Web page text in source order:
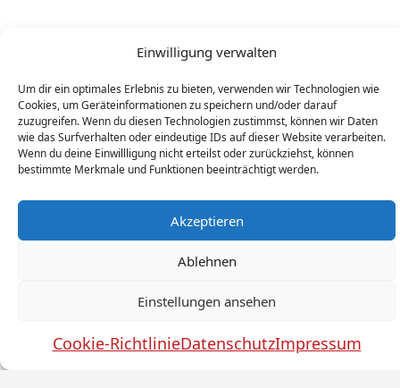
Einwilligung verwalten
Um dir ein optimales Erlebnis zu bieten, verwenden wir Technologien wie
Cookies, um Geräteinformationen zu speichern und/oder darauf
zuzugreifen. Wenn du diesen Technologien zustimmst, können wir Daten
wie das Surfverhalten oder eindeutige IDs auf dieser Website verarbeiten.
Wenn du deine Einwillligung nicht erteilst oder zurückziehst, können
bestimmte Merkmale und Funktionen beeinträchtigt werden.
Akzeptieren
Ablehnen
Einstellungen ansehen
Cookie-RichtlinieDatenschutzImpressum